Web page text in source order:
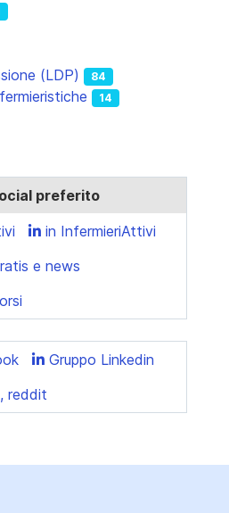
(LDP) 84
14
preferito
in InfermieriAttivi
e news
Gruppo Linkedin
reddit